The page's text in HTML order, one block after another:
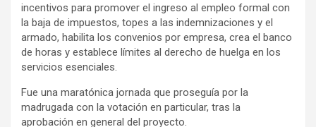
incentivos para promover el ingreso al empleo formal con
la baja de impuestos, topes a las indemnizaciones y el
armado, habilita los convenios por empresa, crea el banco
de horas y establece límites al derecho de huelga en los
servicios esenciales.
Fue una maratónica jornada que proseguía por la
madrugada con la votación en particular, tras la
aprobación en general del proyecto.